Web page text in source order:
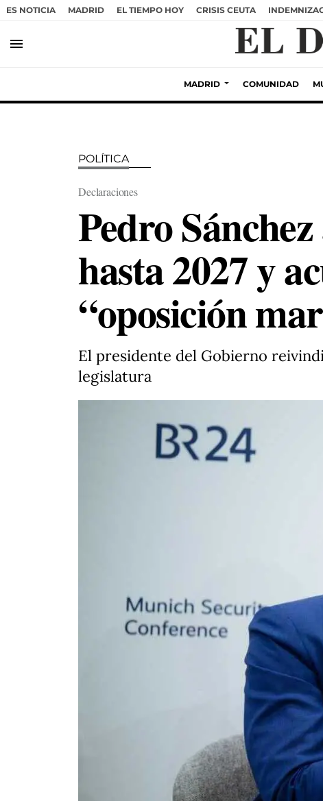
ES NOTICIA MADRID EL TIEMPO HOY CRISIS CEUTA
menu
MADRID COMUNIDAD
POLÍTICA
Declaraciones
Pedro
hasta 2027 y
“oposición
El presidente del Gobierno
legislatura